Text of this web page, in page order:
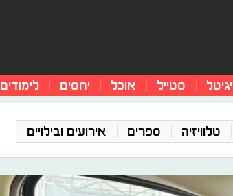
סטייל אוכל יחסים לימודים
טלוויזיה ספרים אירועים ובילויים